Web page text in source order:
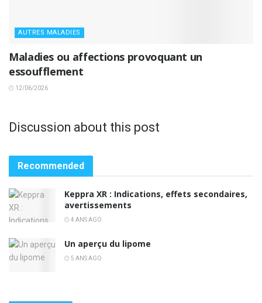
AUTRES MALADIES
Maladies ou affections provoquant un
essoufflement
12/06/2026
Discussion about this post
Recommended
Keppra XR : Indications, effets secondaires,
avertissements
4 ANS AGO
Un aperçu du lipome
5 ANS AGO